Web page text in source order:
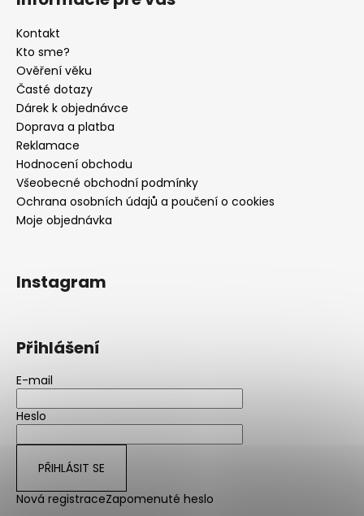
Kontakt
Kto sme?
Ověření věku
Časté dotazy
Dárek k objednávce
Doprava a platba
Reklamace
Hodnocení obchodu
Všeobecné obchodní podmínky
Ochrana osobních údajů a poučení o cookies
Moje objednávka
Instagram
Přihlášení
E-mail
Heslo
PŘIHLÁSIT SE
Nová registraceZapomenuté heslo